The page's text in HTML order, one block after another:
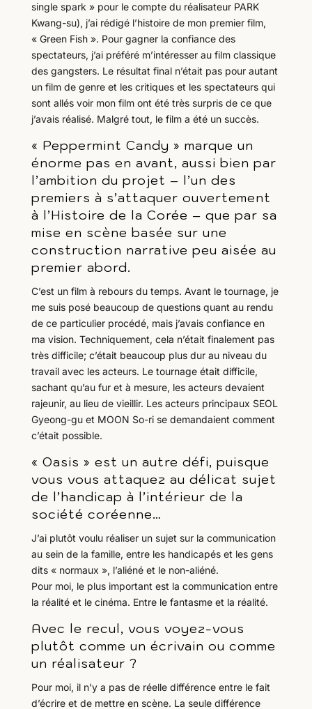
single spark » pour le compte du réalisateur PARK
Kwang-su), j’ai rédigé l’histoire de mon premier film,
« Green Fish ». Pour gagner la confiance des
spectateurs, j’ai préféré m’intéresser au film classique
des gangsters. Le résultat final n’était pas pour autant
un film de genre et les critiques et les spectateurs qui
sont allés voir mon film ont été très surpris de ce que
j’avais réalisé. Malgré tout, le film a été un succès.
« Peppermint Candy » marque un
énorme pas en avant, aussi bien par
l’ambition du projet – l’un des
premiers à s’attaquer ouvertement
à l’Histoire de la Corée – que par sa
mise en scène basée sur une
construction narrative peu aisée au
premier abord.
C’est un film à rebours du temps. Avant le tournage, je
me suis posé beaucoup de questions quant au rendu
de ce particulier procédé, mais j’avais confiance en
ma vision. Techniquement, cela n’était finalement pas
très difficile; c’était beaucoup plus dur au niveau du
travail avec les acteurs. Le tournage était difficile,
sachant qu’au fur et à mesure, les acteurs devaient
rajeunir, au lieu de vieillir. Les acteurs principaux SEOL
Gyeong-gu et MOON So-ri se demandaient comment
c’était possible.
« Oasis » est un autre défi, puisque
vous vous attaquez au délicat sujet
de l’handicap à l’intérieur de la
société coréenne…
J’ai plutôt voulu réaliser un sujet sur la communication
au sein de la famille, entre les handicapés et les gens
dits « normaux », l’aliéné et le non-aliéné.
Pour moi, le plus important est la communication entre
la réalité et le cinéma. Entre le fantasme et la réalité.
Avec le recul, vous voyez-vous
plutôt comme un écrivain ou comme
un réalisateur ?
Pour moi, il n’y a pas de réelle différence entre le fait
d’écrire et de mettre en scène. La seule différence